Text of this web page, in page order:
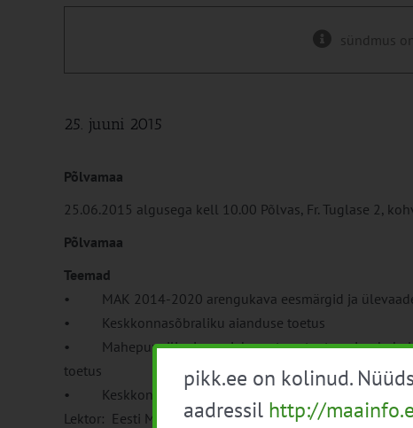
sündmus
25. juuni 2015
Põlvamaa
25.06.2015 algusega kell 10.00 Põlvas, Fr. Tuglase 2,
Põlvamaa
Teemad
• MAK 2014-2020 arengukava eesmärgid ja
• Keskkonnasõbraliku aianduse toetus
• Mahepuuvilja- ja marjakasvatuse toetus ning
toetus
• Keskkonnasõbraliku puuvilja- ja marjakasvatuse
Lektor: Eesti Maaülikoolist Toomas Tõrra ,
pikk.ee on kolinud.
aadressil http://